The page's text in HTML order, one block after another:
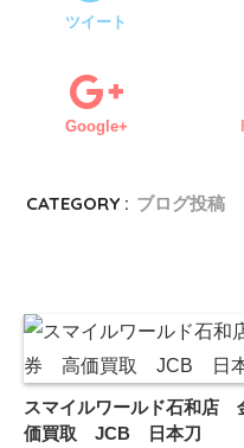
ツイート
Google+
CATEGORY : ブログ投稿
スマイルワールド石和店
価買取 JCB 日本刀